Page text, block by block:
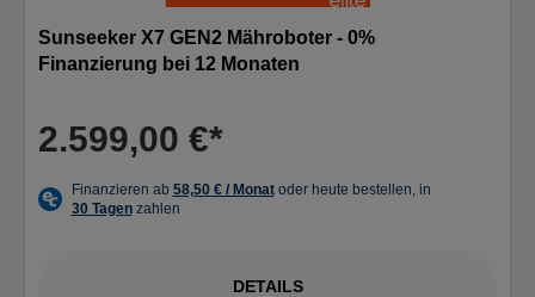
Sunseeker X7 GEN2 Mähroboter - 0%
Finanzierung bei 12 Monaten
2.599,00 €*
DETAILS